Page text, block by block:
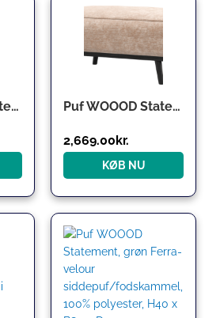
Puf WOOOD Statement taupe chenillevelour H40ÃB80ÃD55 cm Puf WOOOD Statement, chenillevelour, natur, H40ÃB80ÃD55 cm, blød fodskammel/ekstra siddeplads
2,669.00kr.
KØB NU